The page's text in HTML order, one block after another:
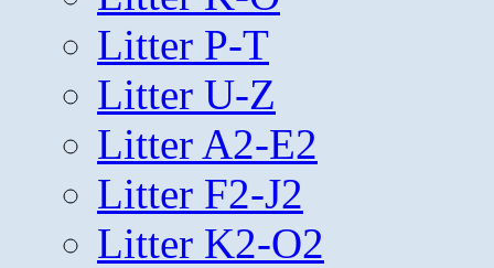
Litter P-T
Litter U-Z
Litter A2-E2
Litter F2-J2
Litter K2-O2